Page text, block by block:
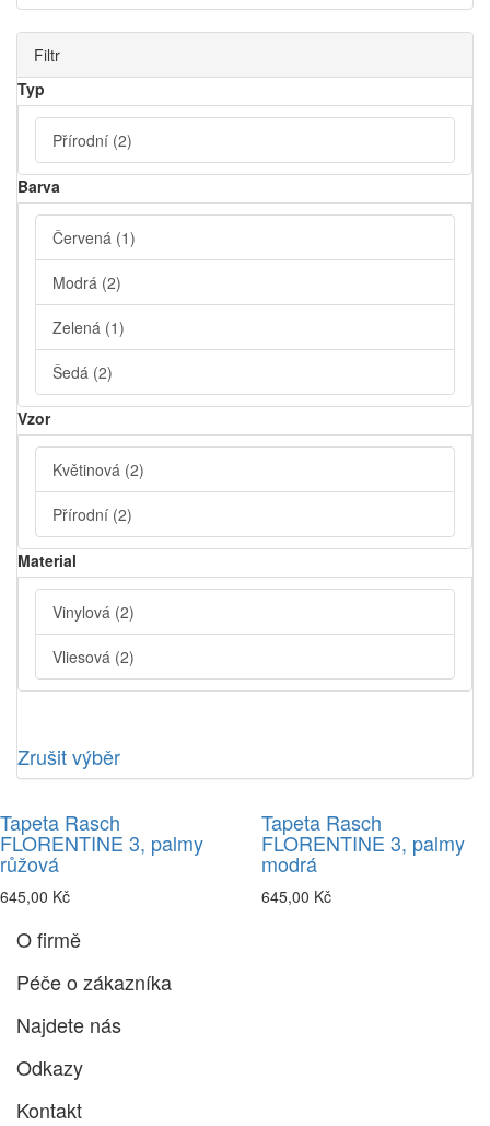
Filtr
Typ
Přírodní (2)
Barva
Červená (1)
Modrá (2)
Zelená (1)
Šedá (2)
Vzor
Květinová (2)
Přírodní (2)
Material
Vinylová (2)
Vliesová (2)
Zrušit výběr
Tapeta Rasch
FLORENTINE 3, palmy
růžová
645,00 Kč
Tapeta Rasch
FLORENTINE 3, palmy
modrá
645,00 Kč
O firmě
Péče o zákazníka
Najdete nás
Odkazy
Kontakt